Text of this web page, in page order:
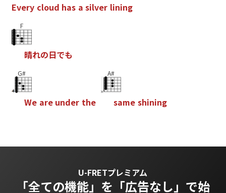
Every cloud has a silver lining
F
晴れの日でも
G#
We are under the
A#
same shining
U-FRETプレミアム
「全ての機能」を 「広告なし」で始